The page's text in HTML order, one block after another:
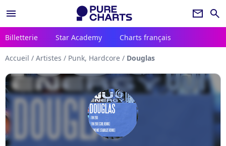
menu newsletter search
Billetterie Star Academy Charts français
Accueil / Artistes / Punk, Hardcore / Douglas